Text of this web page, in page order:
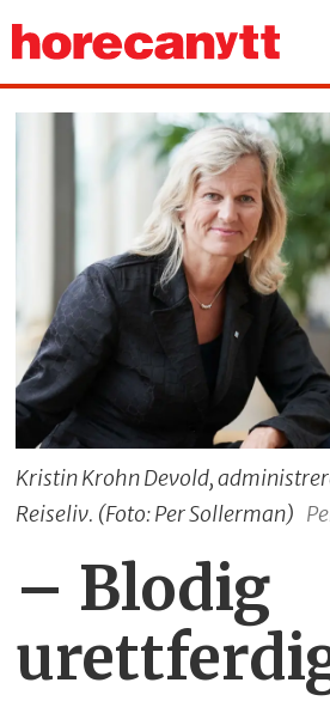
Kristin Krohn Devold,
Reiseliv. (Foto: Per Sollerman)
– Blodig